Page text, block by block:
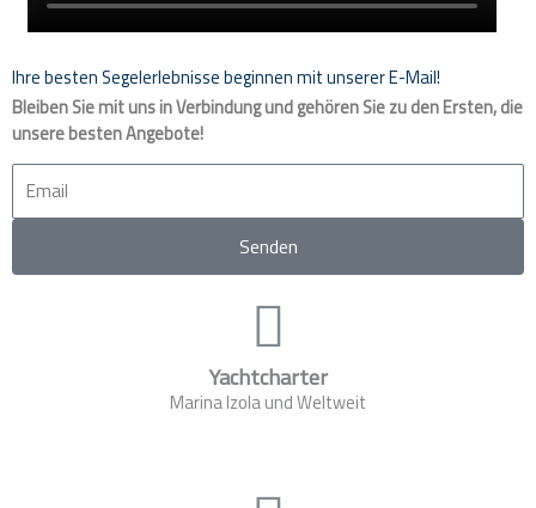
Ihre besten Segelerlebnisse beginnen mit unserer E-Mail!
Bleiben Sie mit uns in Verbindung und gehören Sie zu den Ersten, die
unsere besten Angebote!
Email
Senden
Yachtcharter
Marina Izola und Weltweit